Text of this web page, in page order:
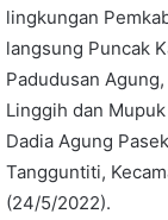
lingkungan
langsung Puncak
Padudusan
Linggih dan
Dadia Agung
Tangguntiti,
(24/5/2022).